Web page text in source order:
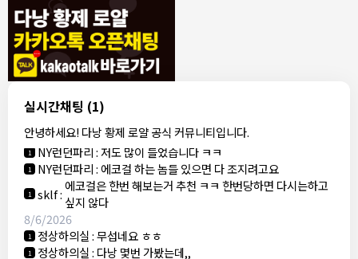
실시간채팅 (1)
안녕하세요! 다낭 황제 로얄 공식 커뮤니티입니다.
8/4/2026
1 모기한테물림:여기도 문의해보면 바로 알려줌
1 모기한테물림:정찰가보다 쌀수 없음
1 결혼안해:ㄹㅇ 팩트 ㅋㅋㅋㅋ
결혼안해:ㄹㅇ 팩트 ㅋㅋㅋㅋ
8/5/2026
NY런던파리 :다낭 에코걸 여기서 예약 가능한가요?
1 3군:에코걸 좀 조심 하는게 좋음
1 NY런던파리:저도 많이 들었습니다 ㅋㅋ
1 NY런던파리: 에코걸 하는 놈들 있으면 다 조지려고요
1 sklf: 에코걸은 한번 해보는거 추천 ㅋㅋ 한번당하면 다시는하고
싶지 않다
8/6/2026
1 정상하의실:무섭네요 ㅎㅎ
1 정상하의실: 다낭 몇번 가봤는데,,